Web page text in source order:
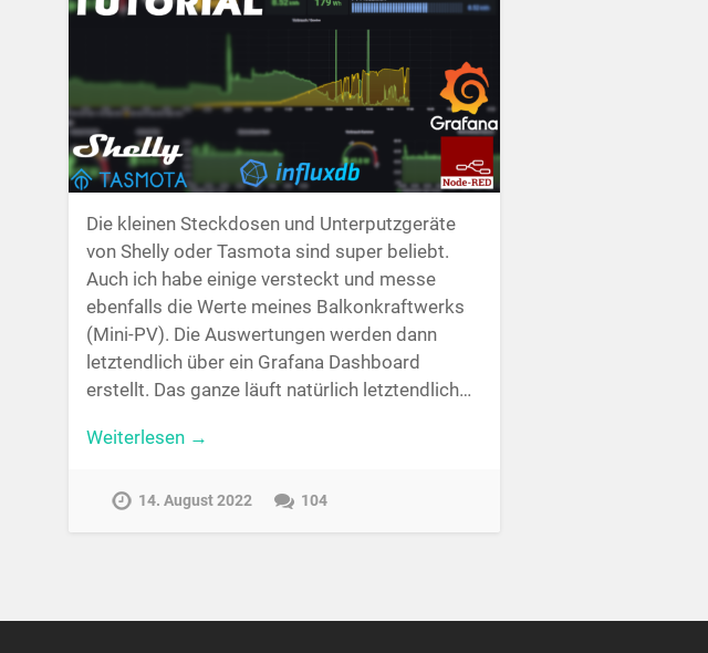
Die kleinen Steckdosen und Unterputzgeräte
von Shelly oder Tasmota sind super beliebt.
Auch ich habe einige versteckt und messe
ebenfalls die Werte meines Balkonkraftwerks
(Mini-PV). Die Auswertungen werden dann
letztendlich über ein Grafana Dashboard
erstellt. Das ganze läuft natürlich letztendlich…
Weiterlesen →
14. August 2022 104